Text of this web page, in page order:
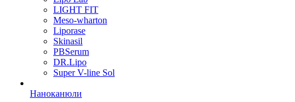
LIGHT FIT
Meso-wharton
Liporase
Skinasil
PBSerum
DR.Lipo
Super V-line Sol
Наноканюли